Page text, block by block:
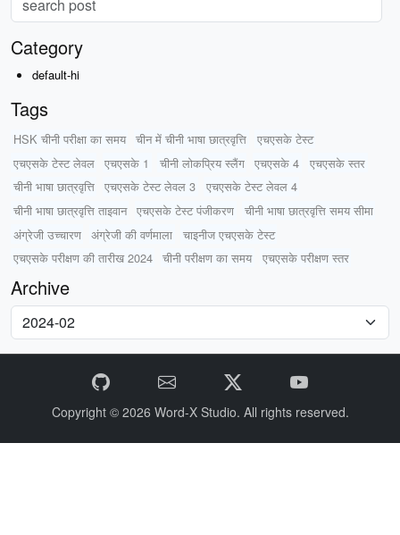
Category
default-hi
Tags
HSK चीनी परीक्षा का समय चीन में चीनी भाषा छात्रवृत्ति
एचएसके टेस्ट
एचएसके टेस्ट लेवल
एचएसके 1 चीनी लोकप्रिय स्लैंग एचएसके 4
एचएसके स्तर
चीनी भाषा छात्रवृत्ति
एचएसके टेस्ट लेवल 3
एचएसके टेस्ट लेवल 4
चीनी भाषा छात्रवृत्ति ताइवान
एचएसके टेस्ट पंजीकरण
चीनी भाषा छात्रवृत्ति समय सीमा
अंग्रेजी उच्चारण
अंग्रेजी की वर्णमाला
चाइनीज एचएसके टेस्ट
एचएसके परीक्षण की तारीख 2024
चीनी परीक्षण का समय एचएसके परीक्षण स्तर
Archive
Copyright © 2026 Word-X Studio. All rights reserved.